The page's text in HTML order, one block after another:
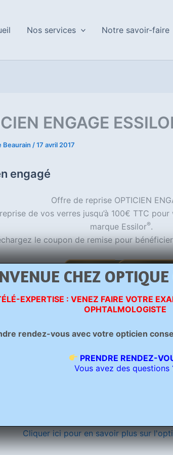
Nos services Notre savoir-faire
ENGAGE
Beaurain /17 avril 2017
engagé
Offre de reprise OPTICIEN
de vos verres jusqu’à 100€ TTC
marque Essilor®.
le coupon de remise pour
Cliquer ici pour en savoir plus sur
CHEZ
EXPERTISE : VENEZ FAIRE VOTRE
OPHTALMOLOGISTE
rendez-vous avec votre opticien
PRENDRE RENDEZ-
Vous avez des questions